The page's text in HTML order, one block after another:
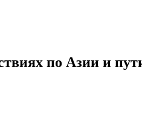
по Азии и